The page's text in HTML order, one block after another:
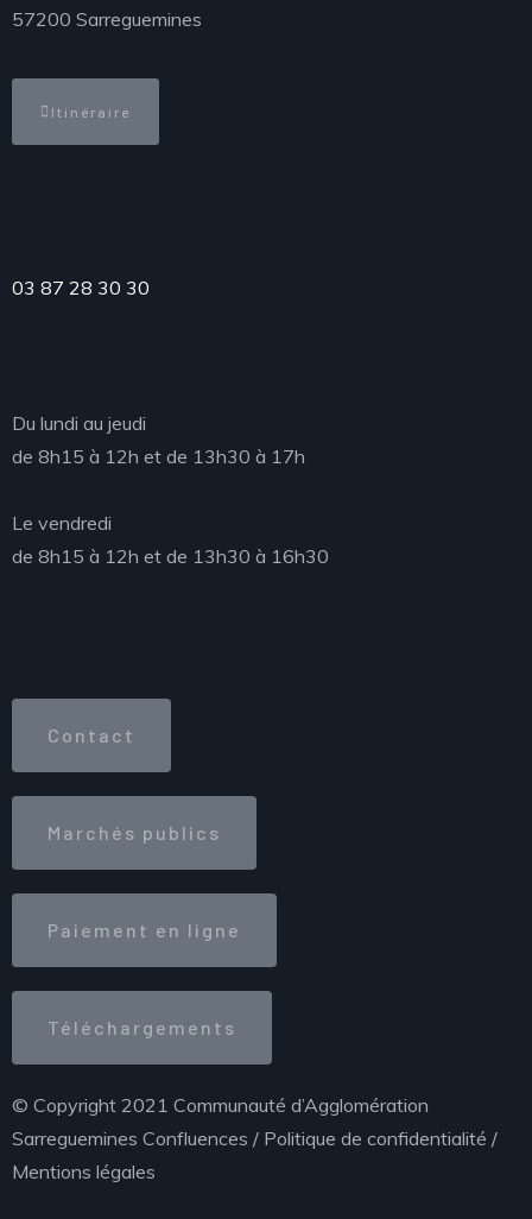
57200 Sarreguemines
Itinéraire
03 87 28 30 30
Du lundi au jeudi
de 8h15 à 12h et de 13h30 à 17h
Le vendredi
de 8h15 à 12h et de 13h30 à 16h30
Contact
Marchés publics
Paiement en ligne
Téléchargements
© Copyright 2021 Communauté d’Agglomération
Sarreguemines Confluences / Politique de confidentialité /
Mentions légales